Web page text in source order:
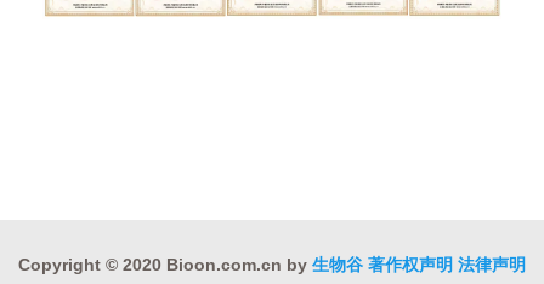
Copyright © 2020 Bioon.com.cn by 生物谷 著作权声明 法律声明